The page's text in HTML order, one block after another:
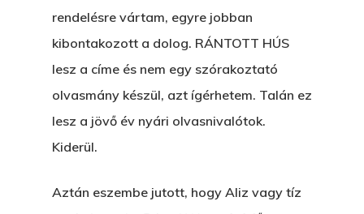
rendelésre vártam, egyre jobban
kibontakozott a dolog. RÁNTOTT HÚS
lesz a címe és nem egy szórakoztató
olvasmány készül, azt ígérhetem. Talán ez
lesz a jövő év nyári olvasnivalótok.
Kiderül.
Aztán eszembe jutott, hogy Aliz vagy tíz